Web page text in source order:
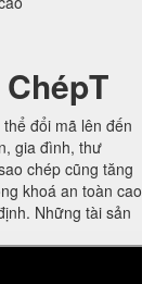
đổi mã lên đến
gia đình, thư
chép cũng tăng
khoá an toàn cao
Những tài sản